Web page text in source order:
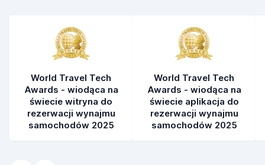
World Travel Tech
Awards - wiodąca na
świecie witryna do
rezerwacji wynajmu
samochodów 2025
World Travel Tech
Awards - wiodąca na
świecie aplikacja do
rezerwacji wynajmu
samochodów 2025